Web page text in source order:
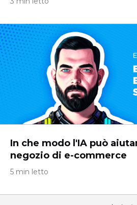
In che modo l'IA può
negozio di e-commerce
5 min letto